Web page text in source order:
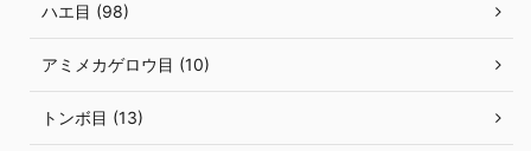
ハエ目 (98)
アミメカゲロウ目 (10)
トンボ目 (13)